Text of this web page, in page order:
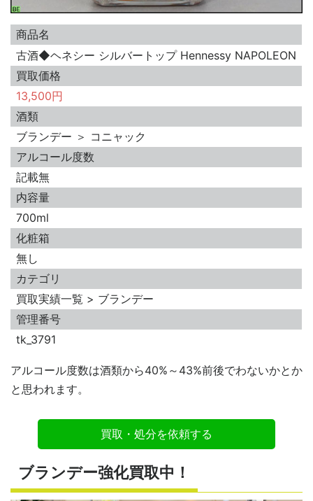
商品名
古酒◆ヘネシー シルバートップ Hennessy NAPOLEON
買取価格
13,500円
酒類
ブランデー ＞ コニャック
アルコール度数
記載無
内容量
700ml
化粧箱
無し
カテゴリ
買取実績一覧 > ブランデー
管理番号
tk_3791
アルコール度数は酒類から40%～43%前後でわないかとか
と思われます。
買取・処分を依頼する
ブランデー強化買取中！